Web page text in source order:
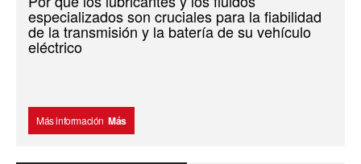
especializados son cruciales para la fiabilidad
de la transmisión y la batería de su vehículo
eléctrico
Más información Más